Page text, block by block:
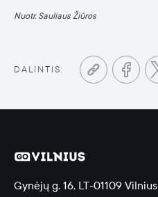
Nuotr. Sauliaus Žiūros
DALINTIS:
Gynėjų g. 16, LT-01109 Vilnius